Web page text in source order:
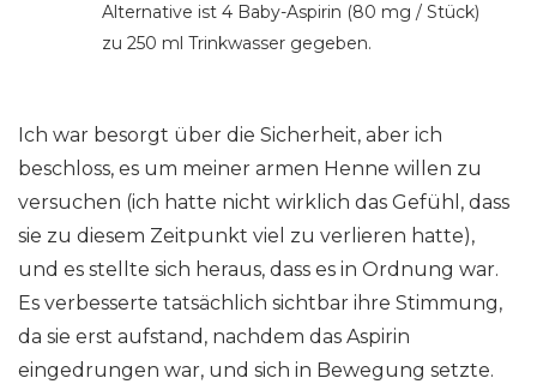
Alternative ist 4 Baby-Aspirin (80 mg / Stück)
zu 250 ml Trinkwasser gegeben.
Ich war besorgt über die Sicherheit, aber ich
beschloss, es um meiner armen Henne willen zu
versuchen (ich hatte nicht wirklich das Gefühl, dass
sie zu diesem Zeitpunkt viel zu verlieren hatte),
und es stellte sich heraus, dass es in Ordnung war.
Es verbesserte tatsächlich sichtbar ihre Stimmung,
da sie erst aufstand, nachdem das Aspirin
eingedrungen war, und sich in Bewegung setzte.